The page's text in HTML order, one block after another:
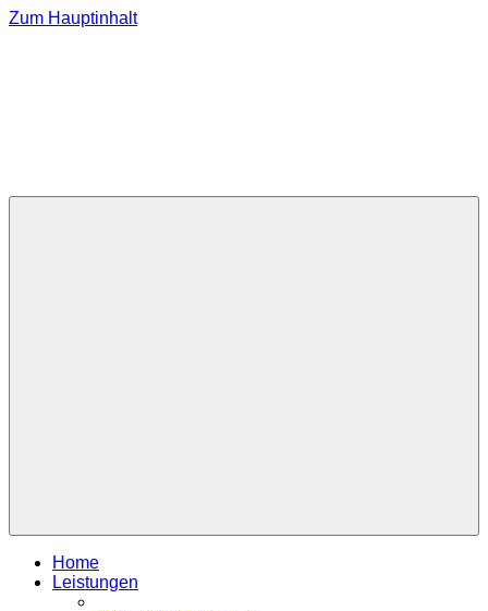
Zum Hauptinhalt
Home
Leistungen